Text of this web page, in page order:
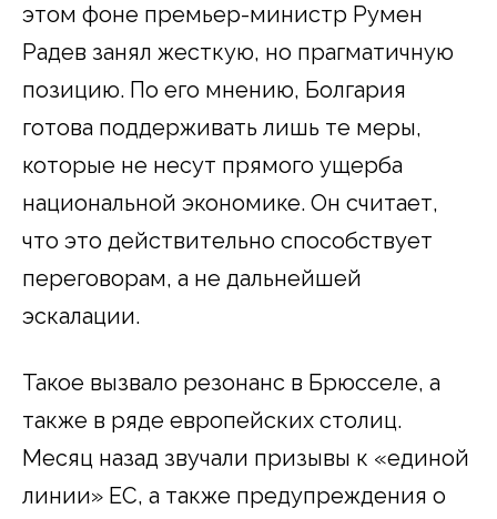
этом фоне премьер-министр Румен
Радев занял жесткую, но прагматичную
позицию. По его мнению, Болгария
готова поддерживать лишь те меры,
которые не несут прямого ущерба
национальной экономике. Он считает,
что это действительно способствует
переговорам, а не дальнейшей
эскалации.
Такое вызвало резонанс в Брюсселе, а
также в ряде европейских столиц.
Месяц назад звучали призывы к «единой
линии» ЕС, а также предупреждения о